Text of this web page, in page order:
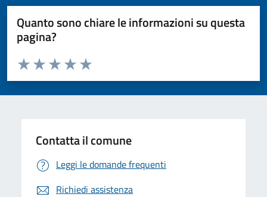
Quanto sono chiare le informazioni su questa
pagina?
Valuta da 1 a 5 stelle la pagina
Valuta 5 stelle su 5
Valuta 4 stelle su 5
Valuta 3 stelle su 5
Valuta 2 stelle su 5
Valuta 1 stelle su 5
Contatta il comune
Leggi le domande frequenti
Richiedi assistenza